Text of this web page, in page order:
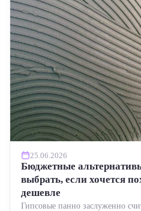
25.06.2026
Бюджетные
выбрать, если хочется
дешевле
Гипсовые панно заслуженно